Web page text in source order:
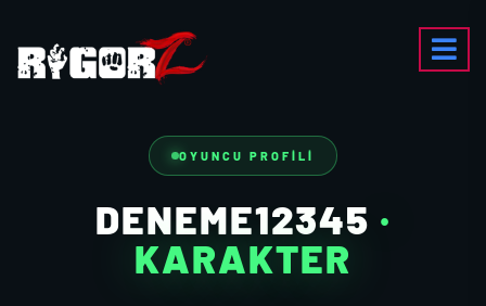
OYUNCU PROFILI
DENEME12345 ·
KARAKTER